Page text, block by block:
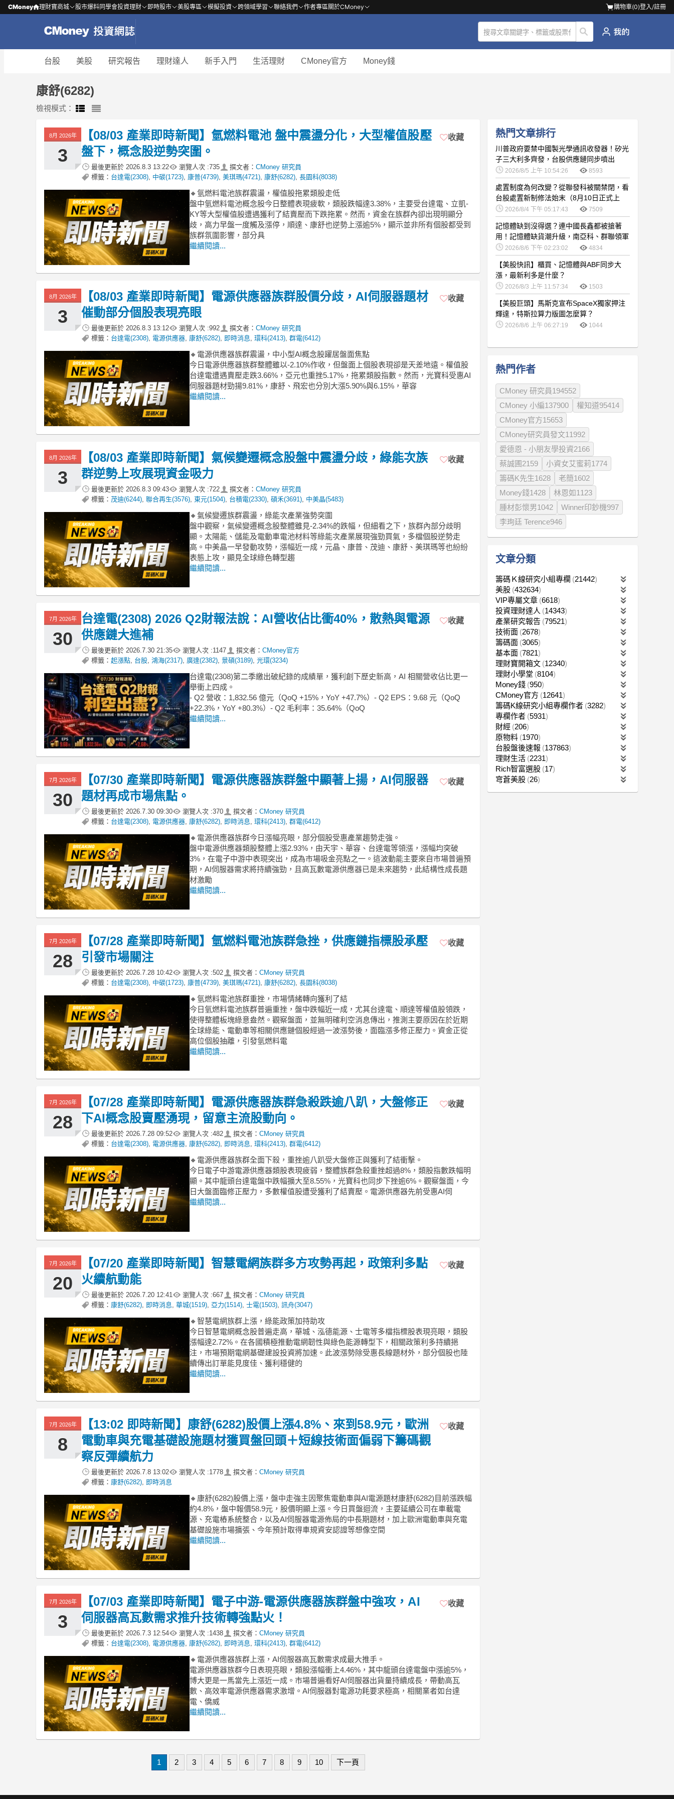
CMoney 理財寶商城 股市爆料同學會投資理財 即時股市 美股專區 模擬投資 跨領域學習 聯絡我們 作者專區關於CMoney 購物車(0)登入/註冊
台股 美股 研究報告 理財達人 新手入門 生活理財 CMoney官方 Money錢
康舒(6282)
檢視模式：
8月 2026年
3
【08/03 產業即時新聞】氫燃料電池 盤中震盪分化，大型權值股壓
盤下，概念股逆勢突圍。
最後更新於 2026.8.3 13:22 瀏覽人次 :735 撰文者： CMoney 研究員
標籤： 台達電(2308) 中碳(1723) 康普(4739) 美琪瑪(4721) 康舒(6282) 長園科(8038)
收藏
🔸氫燃料電池族群震盪，權值股拖累類股走低
盤中氫燃料電池概念股今日整體表現疲軟，類股跌幅達3.38%，主要受台達電、立凱-
KY等大型權值股遭遇獲利了結賣壓而下跌拖累。然而，資金在族群內卻出現明顯分
歧，高力早盤一度觸及漲停，順達、康舒也逆勢上漲逾5%，顯示並非所有個股都受到
族群氛圍影響，部分具
繼續閱讀...
8月 2026年
3
【08/03 產業即時新聞】電源供應器族群股價分歧，AI伺服器題材
催動部分個股表現亮眼
最後更新於 2026.8.3 13:12 瀏覽人次 :992 撰文者： CMoney 研究員
標籤： 台達電(2308) 電源供應器 康舒(6282) 即時消息 環科(2413) 群電(6412)
收藏
🔸電源供應器族群震盪，中小型AI概念股躍居盤面焦點
今日電源供應器族群整體雖以-2.10%作收，但盤面上個股表現卻是天差地遠。權值股
台達電遭遇賣壓走跌3.66%，亞元也重挫5.17%，拖累類股指數。然而，光寶科受惠AI
伺服器題材勁揚9.81%，康舒、飛宏也分別大漲5.90%與6.15%，華容
繼續閱讀...
8月 2026年
3
【08/03 產業即時新聞】氣候變遷概念股盤中震盪分歧，綠能次族
群逆勢上攻展現資金吸力
最後更新於 2026.8.3 09:43 瀏覽人次 :722 撰文者： CMoney 研究員
標籤： 茂迪(6244) 聯合再生(3576) 東元(1504) 台積電(2330) 碩禾(3691) 中美晶(5483)
收藏
🔸氣候變遷族群震盪，綠能次產業強勢突圍
盤中觀察，氣候變遷概念股整體雖見-2.34%的跌幅，但細看之下，族群內部分歧明
顯。太陽能、儲能及電動車電池材料等綠能次產業展現強勁買氣，多檔個股逆勢走
高。中美晶一早發動攻勢，漲幅近一成，元晶、康普、茂迪、康舒、美琪瑪等也紛紛
表態上攻，顯見全球綠色轉型趨
繼續閱讀...
7月 2026年
30
台達電(2308) 2026 Q2財報法說：AI營收佔比衝40%，散熱與電源
供應鏈大進補
最後更新於 2026.7.30 21:35 瀏覽人次 :1147 撰文者： CMoney官方
標籤： 起漲點 台股 鴻海(2317) 廣達(2382) 景碩(3189) 光環(3234)
收藏
台達電(2308)第二季繳出破紀錄的成績單，獲利創下歷史新高，AI 相關營收佔比更一
舉衝上四成。
- Q2 營收：1,832.56 億元（QoQ +15%，YoY +47.7%）- Q2 EPS：9.68 元（QoQ
+22.3%，YoY +80.3%）- Q2 毛利率：35.64%（QoQ
繼續閱讀...
7月 2026年
30
【07/30 產業即時新聞】電源供應器族群盤中顯著上揚，AI伺服器
題材再成市場焦點。
最後更新於 2026.7.30 09:30 瀏覽人次 :370 撰文者： CMoney 研究員
標籤： 台達電(2308) 電源供應器 康舒(6282) 即時消息 環科(2413) 群電(6412)
收藏
🔸電源供應器族群今日漲幅亮眼，部分個股受惠產業趨勢走強。
盤中電源供應器類股整體上漲2.93%，由天宇、華容、台達電等領漲，漲幅均突破
3%，在電子中游中表現突出，成為市場吸金亮點之一。這波動能主要來自市場普遍預
期，AI伺服器需求將持續強勁，且高瓦數電源供應器已是未來趨勢，此結構性成長題
材激勵
繼續閱讀...
7月 2026年
28
【07/28 產業即時新聞】氫燃料電池族群急挫，供應鏈指標股承壓
引發市場關注
最後更新於 2026.7.28 10:42 瀏覽人次 :502 撰文者： CMoney 研究員
標籤： 台達電(2308) 中碳(1723) 康普(4739) 美琪瑪(4721) 康舒(6282) 長園科(8038)
收藏
🔸氫燃料電池族群重挫，市場情緒轉向獲利了結
今日氫燃料電池族群普遍重挫，盤中跌幅近一成，尤其台達電、順達等權值股領跌，
使得整體板塊綠意盎然。觀察盤面，並無明確利空消息傳出，推測主要原因在於近期
全球綠能、電動車等相關供應鏈個股經過一波漲勢後，面臨漲多修正壓力。資金正從
高位個股抽離，引發氫燃料電
繼續閱讀...
7月 2026年
28
【07/28 產業即時新聞】電源供應器族群急殺跌逾八趴，大盤修正
下AI概念股賣壓湧現，留意主流股動向。
最後更新於 2026.7.28 09:52 瀏覽人次 :482 撰文者： CMoney 研究員
標籤： 台達電(2308) 電源供應器 康舒(6282) 即時消息 環科(2413) 群電(6412)
收藏
🔸電源供應器族群全面下殺，重挫逾八趴受大盤修正與獲利了結衝擊。
今日電子中游電源供應器類股表現疲弱，整體族群急殺重挫超過8%，類股指數跌幅明
顯。其中龍頭台達電盤中跌幅擴大至8.55%，光寶科也同步下挫逾6%。觀察盤面，今
日大盤面臨修正壓力，多數權值股遭受獲利了結賣壓。電源供應器先前受惠AI伺
繼續閱讀...
7月 2026年
20
【07/20 產業即時新聞】智慧電網族群多方攻勢再起，政策利多點
火續航動能
最後更新於 2026.7.20 12:41 瀏覽人次 :667 撰文者： CMoney 研究員
標籤： 康舒(6282) 即時消息 華城(1519) 亞力(1514) 士電(1503) 訊舟(3047)
收藏
🔸智慧電網族群上漲，綠能政策加持助攻
今日智慧電網概念股普遍走高，華城、泓德能源、士電等多檔指標股表現亮眼，類股
漲幅達2.72%。在各國積極推動電網韌性與綠色能源轉型下，相關政策利多持續挹
注，市場預期電網基礎建設投資將加速。此波漲勢除受惠長線題材外，部分個股也陸
續傳出訂單能見度佳、獲利穩健的
繼續閱讀...
7月 2026年
8
【13:02 即時新聞】康舒(6282)股價上漲4.8%、來到58.9元，歐洲
電動車與充電基礎設施題材獲買盤回頭＋短線技術面偏弱下籌碼觀
察反彈續航力
最後更新於 2026.7.8 13:02 瀏覽人次 :1778 撰文者： CMoney 研究員
標籤： 康舒(6282) 即時消息
收藏
🔸康舒(6282)股價上漲，盤中走強主因聚焦電動車與AI電源題材康舒(6282)目前漲跌幅
約4.8%，盤中報價58.9元，股價明顯上漲。今日買盤迴流，主要延續公司在車載電
源、充電樁系統整合，以及AI伺服器電源佈局的中長期題材，加上歐洲電動車與充電
基礎設施市場擴張、今年預計取得車規資安認證等想像空間
繼續閱讀...
7月 2026年
3
【07/03 產業即時新聞】電子中游-電源供應器族群盤中強攻，AI
伺服器高瓦數需求推升技術轉強點火！
最後更新於 2026.7.3 12:54 瀏覽人次 :1438 撰文者： CMoney 研究員
標籤： 台達電(2308) 電源供應器 康舒(6282) 即時消息 環科(2413) 群電(6412)
收藏
🔸電源供應器族群上漲，AI伺服器高瓦數需求成最大推手。
電源供應器族群今日表現亮眼，類股漲幅衝上4.46%，其中龍頭台達電盤中漲逾5%，
博大更是一馬當先上漲近一成。市場普遍看好AI伺服器出貨量持續成長，帶動高瓦
數、高效率電源供應器需求激增。AI伺服器對電源功耗要求極高，相關業者如台達
電、僑威
繼續閱讀...
1 2 3 4 5 6 7 8 9 10 下一頁
熱門文章排行
川普政府要禁中國製光學通訊收發器！矽光
子三大利多齊發，台股供應鏈同步噴出
2026/8/5 上午 10:54:26 8593
處置制度為何改變？從聯發科被關禁閉，看
台股處置新制修法始末（8月10日正式上
路）2026/8/4 下午 05:17:43 7509
記憶體缺到沒得選？連中國長鑫都被搶著
用！記憶體缺貨潮升級，南亞科、群聯領軍
噴發2026/8/6 下午 02:23:02 4834
【美股快訊】櫃買、記憶體與ABF同步大
漲，最新利多是什麼？
2026/8/3 上午 11:57:34 1503
【美股巨頭】馬斯克宣布SpaceX獨家押注
輝達，特斯拉算力版圖怎麼算？
2026/8/6 上午 06:27:19 1044
熱門作者
CMoney 研究員194552
CMoney 小編137900
權知道95414
CMoney官方15653
CMoney研究員發文11992
愛德恩 - 小朋友學投資2166
蔡誠圃2159
小資女艾蜜莉1774
籌碼K先生1628
老簡1602
Money錢1428
林恩如1123
腫材彭懷男1042
Winner印鈔機997
李珣廷 Terence946
文章分類
籌碼Ｋ線研究小組專欄
21442
美股 432634
VIP專屬文章 6618
投資理財達人
14343
產業研究報告 79521
技術面 2678
籌碼面 3065
基本面 7821
理財寶開箱文 12340
理財小學堂 8104
Money錢 950
CMoney官方 12641
籌碼K線研究小組專欄作者 3282
專欄作者 5931
財經 206
原物料 1970
台股盤後速報 137863
理財生活 2231
Rich智富選股 17
穹蒼美股 26